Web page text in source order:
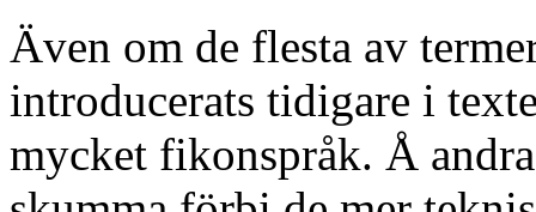
Även om de flesta av
introducerats tidigare i
mycket fikonspråk. Å